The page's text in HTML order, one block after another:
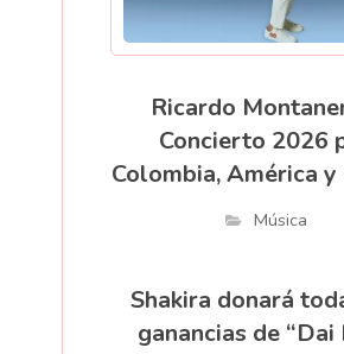
Ricardo
Concierto 2026
Colombia, América y
Música
Shakira donará
ganancias de “Dai